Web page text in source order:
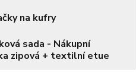
na kufry
sada - Nákupní
zipová + textilní etue